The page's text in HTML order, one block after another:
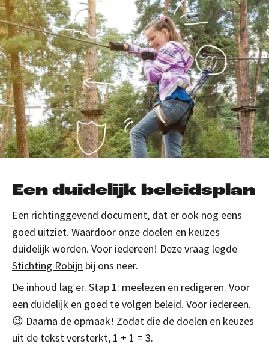
Een duidelijk beleidsplan
Een richtinggevend document, dat er ook nog eens
goed uitziet. Waardoor onze doelen en keuzes
duidelijk worden. Voor iedereen! Deze vraag legde
Stichting Robijn bij ons neer.
De inhoud lag er. Stap 1: meelezen en redigeren. Voor
een duidelijk en goed te volgen beleid. Voor iedereen.
😉 Daarna de opmaak! Zodat die de doelen en keuzes
uit de tekst versterkt, 1 + 1 = 3.